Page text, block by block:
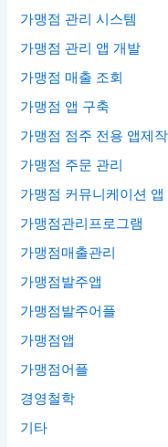
가맹점 관리 시스템
가맹점 관리 앱 개발
가맹점 매출 조회
가맹점 앱 구축
가맹점 점주 전용 앱제작
가맹점 주문 관리
가맹점 커뮤니케이션 앱
가맹점관리프로그램
가맹점매출관리
가맹점발주앱
가맹점발주어플
가맹점앱
가맹점어플
경영철학
기타